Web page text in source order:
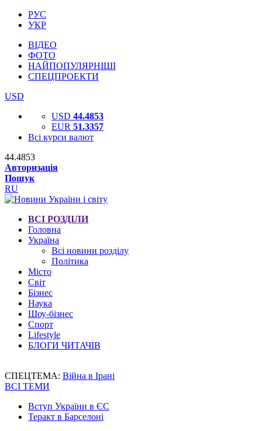
РУС
УКР
ВІДЕО
ФОТО
НАЙПОПУЛЯРНІШІ
СПЕЦПРОЕКТИ
USD
USD 44.4853
EUR 51.3357
Всі курси валют
44.4853
Авторизація
Пошук
RU
ВСІ РОЗДІЛИ
Головна
Україна
Всі новини розділу
Політика
Місто
Світ
Бізнес
Наука
Шоу-бізнес
Спорт
Lifestyle
БЛОГИ ЧИТАЧІВ
СПЕЦТЕМА: Війна в Ірані
ВСІ ТЕМИ
Вступ України в ЄС
Теракт в Барселоні